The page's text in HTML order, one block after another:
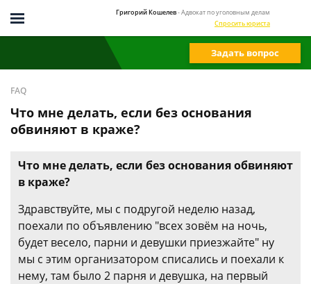
Григорий Кошелев- Адвокат по уголовным делам
Спросить юриста
Задать вопрос
FAQ
Что мне делать, если без основания
обвиняют в краже?
Что мне делать, если без основания обвиняют
в краже?
Здравствуйте, мы с подругой неделю назад,
поехали по объявлению "всех зовём на ночь,
будет весело, парни и девушки приезжайте" ну
мы с этим организатором списались и поехали к
нему, там было 2 парня и девушка, на первый